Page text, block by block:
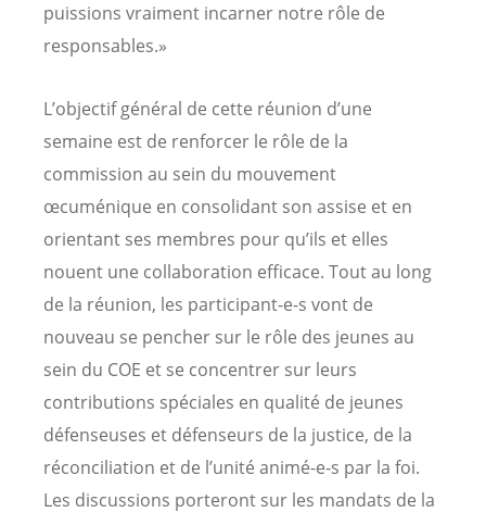
puissions vraiment incarner notre rôle de
responsables.»
L’objectif général de cette réunion d’une
semaine est de renforcer le rôle de la
commission au sein du mouvement
œcuménique en consolidant son assise et en
orientant ses membres pour qu’ils et elles
nouent une collaboration efficace. Tout au long
de la réunion, les participant-e-s vont de
nouveau se pencher sur le rôle des jeunes au
sein du COE et se concentrer sur leurs
contributions spéciales en qualité de jeunes
défenseuses et défenseurs de la justice, de la
réconciliation et de l’unité animé-e-s par la foi.
Les discussions porteront sur les mandats de la